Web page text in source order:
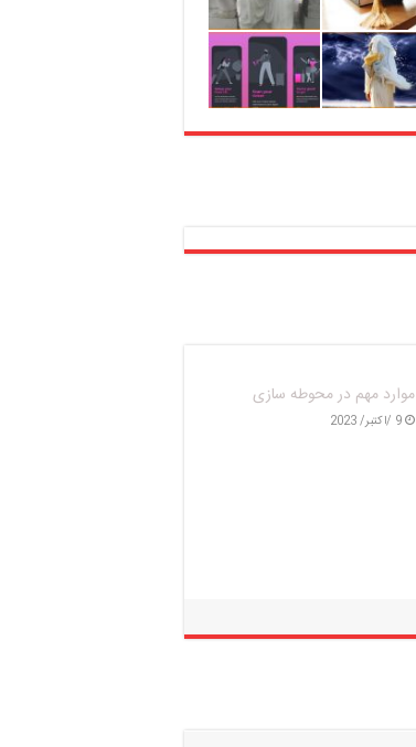
خدمات شرکت نگهداری فضای
سبز